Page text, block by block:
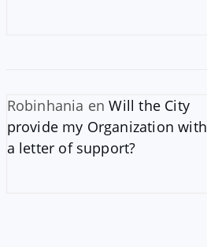
Robinhania enWill the City
provide my Organization with
a letter of support?